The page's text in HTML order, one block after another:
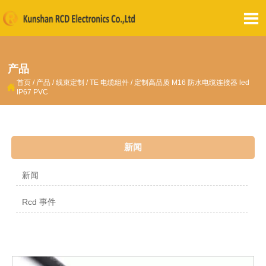

产品
 首页 / 产品 /线束定制 /TE 电缆组件 / 定制高品质 M16 防水电缆连接器 led
IP67 PVC
新闻
新闻
Rcd 事件